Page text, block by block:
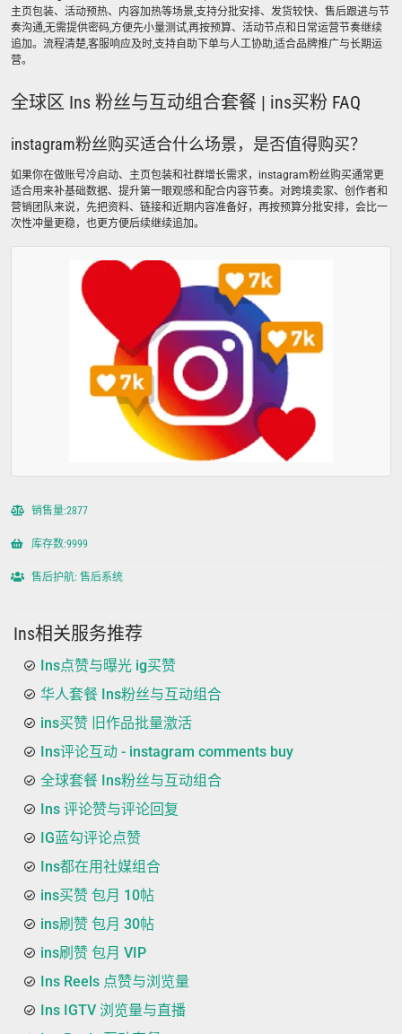
主页包装、活动预热、内容加热等场景,支持分批安排、发货较快、售后跟进与节
奏沟通,无需提供密码,方便先小量测试,再按预算、活动节点和日常运营节奏继续
追加。流程清楚,客服响应及时,支持自助下单与人工协助,适合品牌推广与长期运
营。
全球区 Ins 粉丝与互动组合套餐 | ins买粉 FAQ
instagram粉丝购买适合什么场景，是否值得购买？
如果你在做账号冷启动、主页包装和社群增长需求，instagram粉丝购买通常更
适合用来补基础数据、提升第一眼观感和配合内容节奏。对跨境卖家、创作者和
营销团队来说，先把资料、链接和近期内容准备好，再按预算分批安排，会比一
次性冲量更稳，也更方便后续继续追加。
销售量:2877
库存数:9999
售后护航: 售后系统
Ins相关服务推荐
Ins点赞与曝光 ig买赞
华人套餐 Ins粉丝与互动组合
ins买赞 旧作品批量激活
Ins评论互动 - instagram comments buy
全球套餐 Ins粉丝与互动组合
Ins 评论赞与评论回复
IG蓝勾评论点赞
Ins都在用社媒组合
ins买赞 包月 10帖
ins刷赞 包月 30帖
ins刷赞 包月 VIP
Ins Reels 点赞与浏览量
Ins IGTV 浏览量与直播